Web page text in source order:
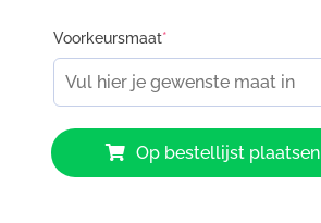
Voorkeursmaat*
Revit
Airwave
Op bestellijst plaatsen